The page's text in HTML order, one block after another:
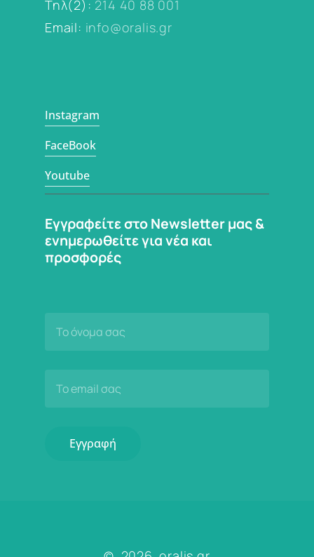
Τηλ(2): 214 40 88 001
Email: info@oralis.gr
Instagram
FaceBook
Youtube
Εγγραφείτε στο Newsletter μας &
ενημερωθείτε για νέα και
προσφορές